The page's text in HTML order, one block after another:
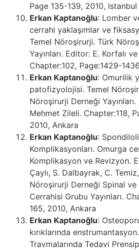
Page 135-139, 2010, Istanbul
Erkan Kaptanoğlu: Lomber
cerrahi yaklaşımlar ve
Temel Nöroşirurji. Türk
Yayınları. Editor: E. Korfalı
Chapter:102, Page:1429-
Erkan Kaptanoğlu: Omurilik
patofizyolojisi. Temel
Nöroşirurji Derneği
Mehmet Zileli. Chapter:118,
2010, Ankara
Erkan Kaptanoğlu:
Komplikasyonları. Omurga
Komplikasyon ve Revizyon.
Çaylı, S. Dalbayrak, C.
Nöroşirurji Derneği Spinal
Cerrahisi Grubu Yayınları.
165, 2010, Ankara
Erkan Kaptanoğlu:
kırıklarında
Travmalarında Tedavi